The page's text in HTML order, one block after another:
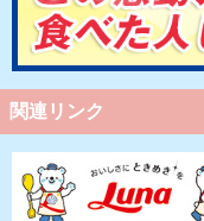
関連リンク